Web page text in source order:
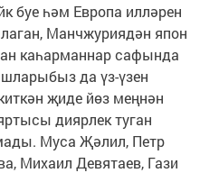
буе һәм Европа илләрен
Манчжуриядән япон
каһарманнар сафында
да үз-үзен
җиде йөз меңнән
диярлек туган
Муса Җәлил, Петр
Михаил Девятаев, Гази